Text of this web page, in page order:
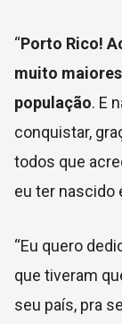
“Porto Rico!
muito
população. E
conquistar,
todos que
eu ter nascido
“Eu quero
que tiveram
seu país, pra